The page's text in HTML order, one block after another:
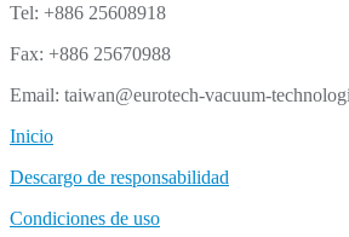
Tel: +886 25608918
Fax: +886 25670988
Email: taiwan@eurotech-vacuum-
Inicio
Descargo de responsabilidad
Condiciones de uso